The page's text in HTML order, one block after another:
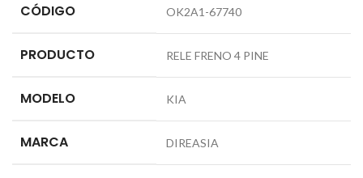
CÓDIGO OK2A1-67740
PRODUCTO RELE FRENO 4 PINE
MODELO KIA
MARCA DIREASIA